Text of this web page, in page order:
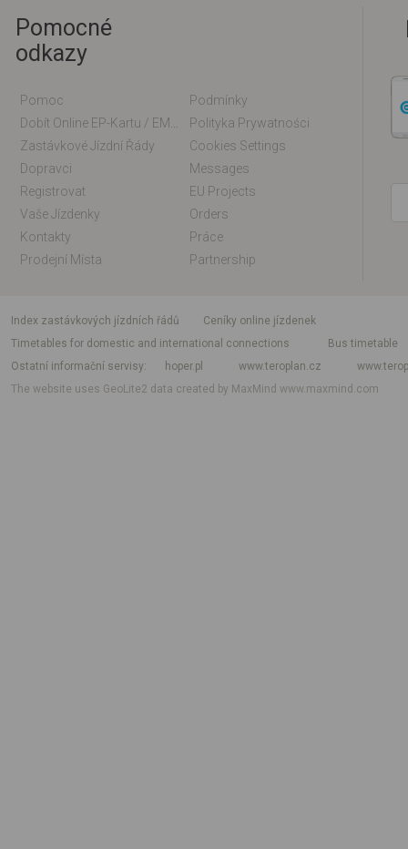
Pomocné
odkazy
Pomoc
Podmínky
Polityka Prywatności
Zastávkové Jízdní Řády
Cookies Settings
Dopravci
Messages
Registrovat
EU Projects
Vaše Jízdenky
Orders
Kontakty
Práce
Prodejní Místa
Partnership
index zastávkových jízdních řádů
Ceníky online jízdenek
Timetables for domestic and international connections
Bus timetable
Ostatní informační servisy
hoper.pl www.teroplan.cz
The website uses GeoLite2 data created by MaxMindwww.maxmind.com